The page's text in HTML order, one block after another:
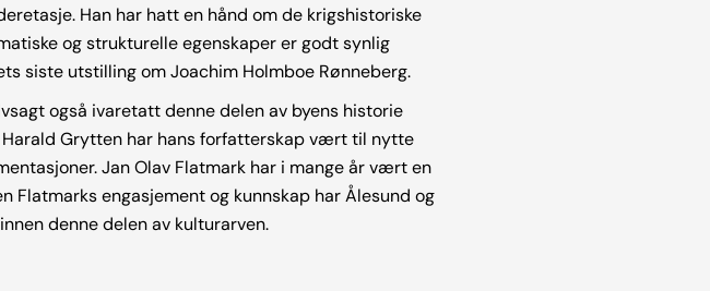
Han har hatt en hånd om de krigshistoriske
og strukturelle egenskaper er godt synlig
siste utstilling om Joachim Holmboe Rønneberg.
også ivaretatt denne delen av byens historie
Grytten har hans forfatterskap vært til nytte
Jan Olav Flatmark har i mange år vært en
engasjement og kunnskap har Ålesund og
denne delen av kulturarven.